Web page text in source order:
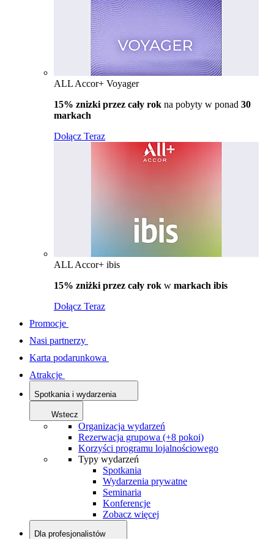
ALL Accor+ Voyager
15% znizki przez cały rok na pobyty w ponad 30
markach
Dołącz Teraz
ALL Accor+ ibis
15% zniżki przez cały rok w markach ibis
Dołącz Teraz
Promocje
Nasi partnerzy
Karta podarunkowa
Atrakcje
Spotkania i wydarzenia
Wstecz
Organizacja wydarzeń
Rezerwacja grupowa (+8 pokoi)
Korzyści programu lojalnościowego
Typy wydarzeń
Spotkania
Wydarzenia prywatne
Seminaria
Konferencje
Zobacz więcej
Dla profesjonalistów